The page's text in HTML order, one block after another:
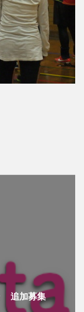
追加募集